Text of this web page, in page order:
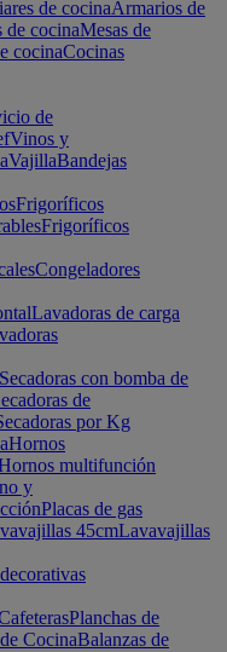
de cocinaArmarios de
de cocinaMesas de
cocinaCocinas
de
Vinos y
VajillaBandejas
Frigoríficos
Frigoríficos
Congeladores
Lavadoras de carga
Secadoras con bomba de
de
por Kg
Hornos
multifunción
y
Placas de gas
45cmLavavajillas
Planchas de
CocinaBalanzas de